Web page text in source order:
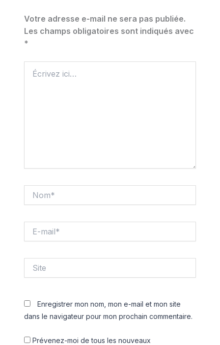
Votre adresse e-mail ne sera pas publiée.
Les champs obligatoires sont indiqués avec
*
ici…
mail*
Enregistrer mon nom, mon e-mail et mon site
dans le navigateur pour mon prochain commentaire.
Prévenez-moi de tous les nouveaux